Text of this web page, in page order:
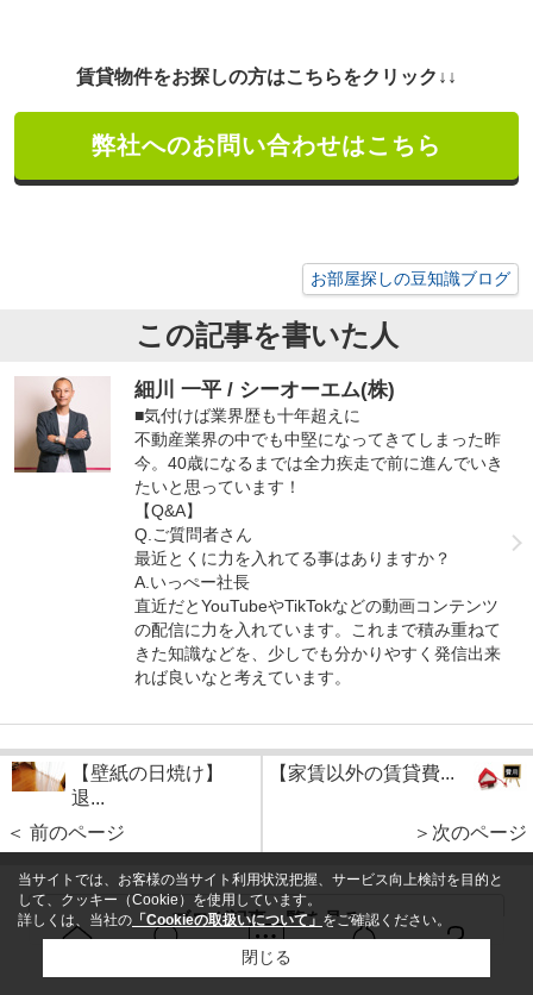
賃貸物件をお探しの方はこちらをクリック↓↓
弊社へのお問い合わせはこちら
お部屋探しの豆知識ブログ
この記事を書いた人
細川 一平 / シーオーエム(株)
■気付けば業界歴も十年超えに
不動産業界の中でも中堅になってきてしまった昨
今。40歳になるまでは全力疾走で前に進んでいき
たいと思っています！
【Q&A】
Q.ご質問者さん
最近とくに力を入れてる事はありますか？
A.いっぺー社長
直近だとYouTubeやTikTokなどの動画コンテンツ
の配信に力を入れています。これまで積み重ねて
きた知識などを、少しでも分かりやすく発信出来
れば良いなと考えています。
【壁紙の日焼け】
退...
＜ 前のページ
【家賃以外の賃貸費...
＞次のページ
ブログ記事一覧を見る
問い合せ
当サイトでは、お客様の当サイト利用状況把握、サービス向上検討を目的と
して、クッキー（Cookie）を使用しています。
詳しくは、当社の 「Cookieの取扱いについて」 をご確認ください。
閉じる